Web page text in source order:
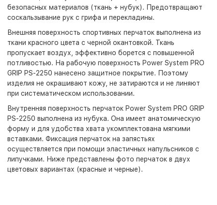
безопасных материалов (ткань + нубук). Предотвращают
соскальзывание рук с грифа и перекладины.
Внешняя поверхность спортивных перчаток выполнена из
ткани красного цвета с черной окантовкой. Ткань
пропускает воздух, эффективно борется с повышенной
потливостью. На рабочую поверхность Power System PRO
GRIP PS-2250 нанесено защитное покрытие. Поэтому
изделия не окрашивают кожу, не затираются и не линяют
при систематическом использовании.
Внутренняя поверхность перчаток Power System PRO GRIP
PS-2250 выполнена из нубука. Она имеет анатомическую
форму и для удобства хвата укомплектована мягкими
вставками. Фиксация перчаток на запястьях
осуществляется при помощи эластичных напульсников с
липучками. Ниже представлены фото перчаток в двух
цветовых вариантах (красные и черные).